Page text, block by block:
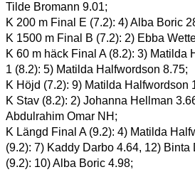
Tilde Bromann 9.01;
K 200 m Final E (7.2): 4) Alba Boric
K 1500 m Final B (7.2): 2) Ebba
K 60 m häck Final A (8.2): 3) Matilda
1 (8.2): 5) Matilda Halfwordson 8.75;
K Höjd (7.2): 9) Matilda Halfwordson
K Stav (8.2): 2) Johanna Hellman
Abdulrahim Omar NH;
K Längd Final A (9.2): 4) Matilda
(9.2): 7) Kaddy Darbo 4.64, 12) Binta
(9.2): 10) Alba Boric 4.98;